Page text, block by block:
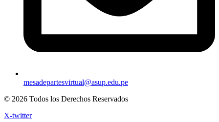
mesadepartesvirtual@asup.edu.pe
© 2026 Todos los Derechos Reservados
X-twitter